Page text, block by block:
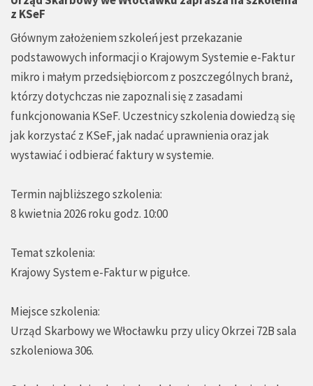
z KSeF
Głównym założeniem szkoleń jest przekazanie
podstawowych informacji o Krajowym Systemie e-Faktur
mikro i małym przedsiębiorcom z poszczególnych branż,
którzy dotychczas nie zapoznali się z zasadami
funkcjonowania KSeF. Uczestnicy szkolenia dowiedzą się
jak korzystać z KSeF, jak nadać uprawnienia oraz jak
wystawiać i odbierać faktury w systemie.
Termin najbliższego szkolenia:
8 kwietnia 2026 roku godz. 10:00
Temat szkolenia:
Krajowy System e-Faktur w pigułce.
Miejsce szkolenia:
Urząd Skarbowy we Włocławku przy ulicy Okrzei 72B sala
szkoleniowa 306.